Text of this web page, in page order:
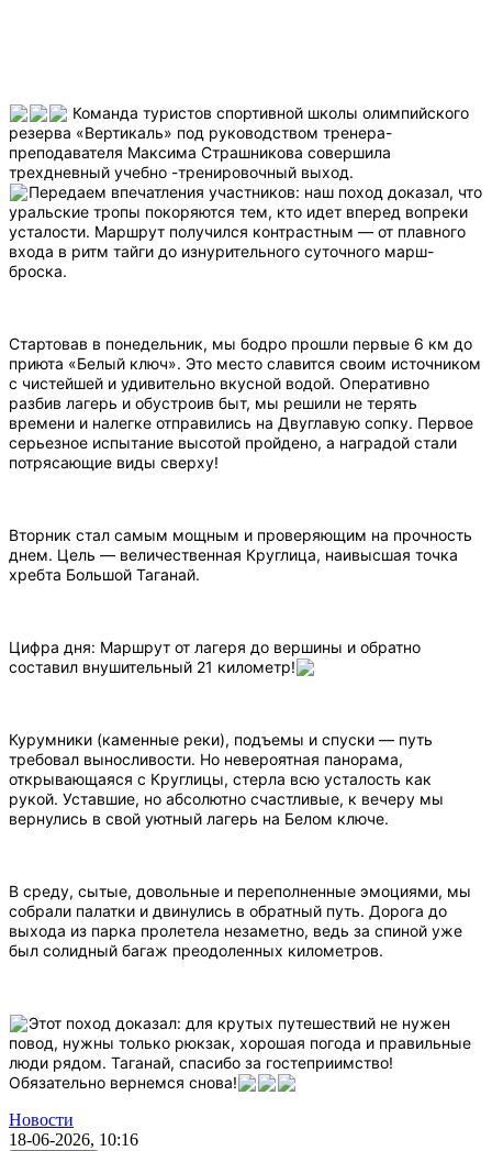
Команда туристов спортивной школы олимпийского
резерва «Вертикаль» под руководством тренера-
преподавателя Максима Страшникова совершила
трехдневный учебно -тренировочный выход.
Передаем впечатления участников: наш поход доказал, что
уральские тропы покоряются тем, кто идет вперед вопреки
усталости. Маршрут получился контрастным — от плавного
входа в ритм тайги до изнурительного суточного марш-
броска.
Стартовав в понедельник, мы бодро прошли первые 6 км до
приюта «Белый ключ». Это место славится своим источником
с чистейшей и удивительно вкусной водой. Оперативно
разбив лагерь и обустроив быт, мы решили не терять
времени и налегке отправились на Двуглавую сопку. Первое
серьезное испытание высотой пройдено, а наградой стали
потрясающие виды сверху!
Вторник стал самым мощным и проверяющим на прочность
днем. Цель — величественная Круглица, наивысшая точка
хребта Большой Таганай.
Цифра дня: Маршрут от лагеря до вершины и обратно
составил внушительный 21 километр!
Курумники (каменные реки), подъемы и спуски — путь
требовал выносливости. Но невероятная панорама,
открывающаяся с Круглицы, стерла всю усталость как
рукой. Уставшие, но абсолютно счастливые, к вечеру мы
вернулись в свой уютный лагерь на Белом ключе.
В среду, сытые, довольные и переполненные эмоциями, мы
собрали палатки и двинулись в обратный путь. Дорога до
выхода из парка пролетела незаметно, ведь за спиной уже
был солидный багаж преодоленных километров.
Этот поход доказал: для крутых путешествий не нужен
повод, нужны только рюкзак, хорошая погода и правильные
люди рядом. Таганай, спасибо за гостеприимство!
Обязательно вернемся снова!
Новости
18-06-2026, 10:16